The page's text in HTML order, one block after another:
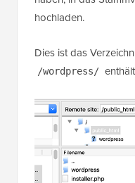
hochladen.
Dies ist das
/wordpress/